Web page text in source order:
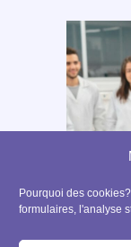
Pourquoi des
formulaires, l'analyse